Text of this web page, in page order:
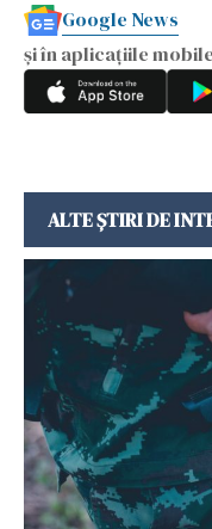
Google News
și în aplicațiile mobile
ALTE ȘTIRI DE